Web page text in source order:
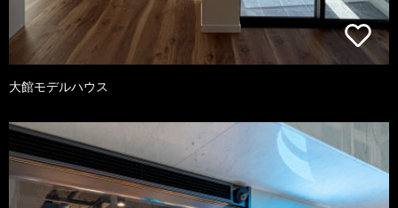
大館モデルハウス